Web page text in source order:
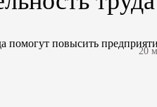
20